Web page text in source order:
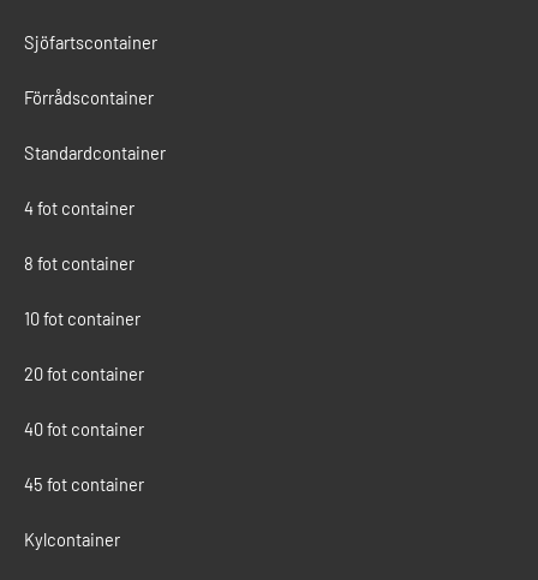
Sjöfartscontainer
Förrådscontainer
Standardcontainer
4 fot container
8 fot container
10 fot container
20 fot container
40 fot container
45 fot container
Kylcontainer